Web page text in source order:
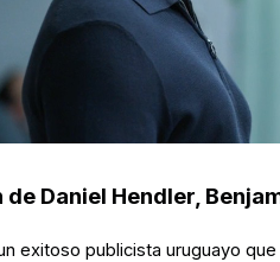
Daniel Hendler,
exitoso publicista uruguayo